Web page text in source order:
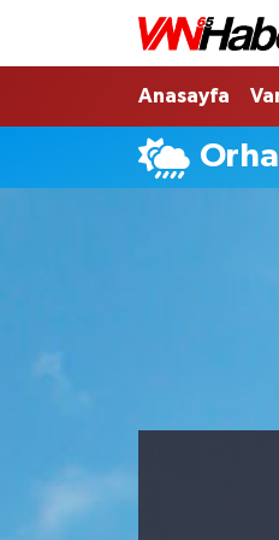
Anasayfa
Nöbetçi Eczaneler
Hava Durumu